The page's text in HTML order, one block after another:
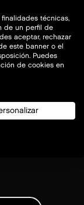
técnicas,
de un perfil de
aceptar, rechazar
este banner o el
Puedes
de cookies en